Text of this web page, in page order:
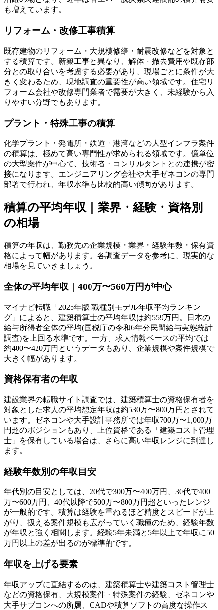
も増えています。
リフォーム・改修工事積算
既存建物のリフォーム・大規模修繕・耐震改修などを対象と
する積算です。新築工事と異なり、解体・撤去費用や既存部
分との取り合いを考慮する必要があり、現場ごとに条件が大
きく変わるため、現地調査の重要性が高い領域です。住宅リ
フォーム会社や改修専門業者で需要が大きく、未経験から入
りやすい分野でもあります。
プラント・特殊工事の積算
化学プラント・発電所・鉄道・港湾などの大型インフラ案件
の積算は、極めて高い専門性が求められる領域です。億単位
の大型案件が中心で、技術者・コンサルタントとの連携が密
接になります。エンジニアリング会社や大手ゼネコンの専門
部署で行われ、年収水準も比較的高い傾向があります。
積算の平均年収｜業界・経験・資格別
の相場
積算の年収は、勤務先の企業規模・業界・経験年数・保有資
格によって幅があります。各調査データを参考に、現実的な
相場を見ていきましょう。
全体の平均年収｜400万〜560万円が中心
マイナビ転職「2025年版 職種別モデル年収平均ランキン
グ」によると、建築積算士の平均年収は約559万円。日本の
給与所得者全体の平均(国税庁の令和6年分民間給与実態統計
調査)を上回る水準です。一方、求人情報ベースの平均では
約400〜420万円というデータもあり、企業規模や案件規模で
大きく幅があります。
資格保有者の年収
建設業界の転職サイト調査では、建築積算士の資格保有者を
対象とした求人の平均想定年収は約530万〜800万円とされて
います。ゼネコンや大手設計事務所では年収700万〜1,000万
円超のポジションもあり、上位資格である「建築コスト管理
士」を保有している場合は、さらに高い年収レンジに到達し
ます。
経験年数別の年収目安
年代別の目安としては、20代で300万〜400万円、30代で400
万〜600万円、40代以降で500万〜800万円超といったレンジ
が一般的です。積算は経験を重ねるほど精度とスピードが上
がり、扱える案件規模も広がっていく職種のため、経験年数
が年収と強く相関します。経験5年未満と5年以上で年収に50
万円以上の差が出るのが標準的です。
年収を上げる要素
年収アップに直結するのは、建築積算士や建築コスト管理士
などの資格保有、大規模案件・特殊案件の経験、ゼネコンや
大手サブコンへの所属、CADや積算ソフトの高度な操作ス